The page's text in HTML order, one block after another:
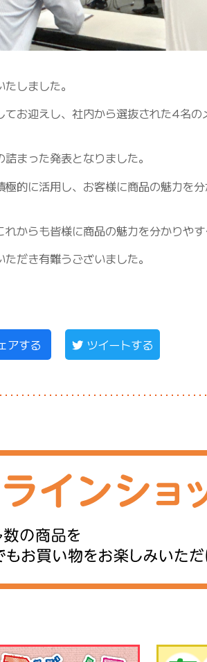
しました。
お迎えし、社内から選抜された4名
まった発表となりました。
的に活用し、お客様に商品の魅力を
からも皆様に商品の魅力を分かりや
だき有難うございました。
アする ツイートする